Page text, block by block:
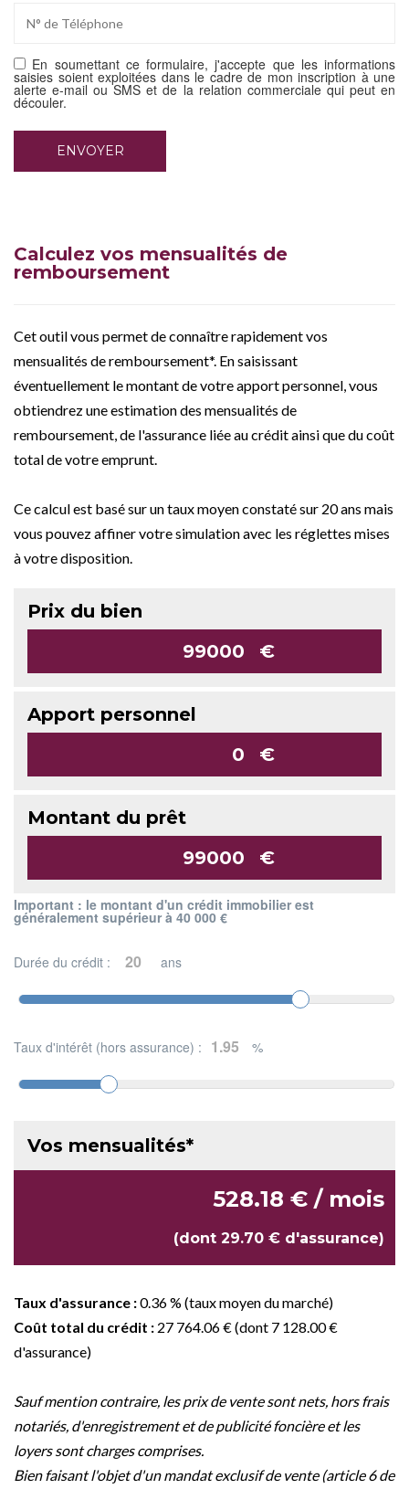
En soumettant ce formulaire, j'accepte que les informations
saisies soient exploitées dans le cadre de mon inscription à une
alerte e-mail ou SMS et de la relation commerciale qui peut en
découler.
Calculez vos mensualités de
remboursement
Cet outil vous permet de connaître rapidement vos
mensualités de remboursement*. En saisissant
éventuellement le montant de votre apport personnel, vous
obtiendrez une estimation des mensualités de
remboursement, de l'assurance liée au crédit ainsi que du coût
total de votre emprunt.
Ce calcul est basé sur un taux moyen constaté sur 20 ans mais
vous pouvez affiner votre simulation avec les réglettes mises
à votre disposition.
Prix du bien
€
Apport personnel
€
Montant du prêt
€
Important : le montant d'un crédit immobilier est
généralement supérieur à 40 000 €
Durée du crédit : ans
Taux d'intérêt (hors assurance) : %
Vos mensualités*
528.18 € / mois
(dont 29.70 € d'assurance)
Taux d'assurance :0.36 % (taux moyen du marché)
Coût total du crédit : 27 764.06 € (dont 7 128.00 €
d'assurance)
Sauf mention contraire, les prix de vente sont nets, hors frais
notariés, d'enregistrement et de publicité foncière et les
loyers sont charges comprises.
Bien faisant l'objet d'un mandat exclusif de vente (article 6 de